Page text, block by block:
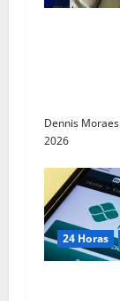
Dennis Moraes
2026
24 Horas